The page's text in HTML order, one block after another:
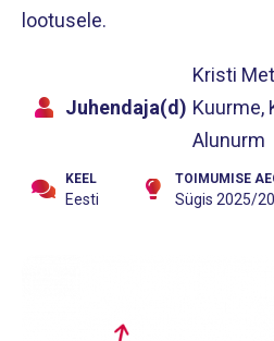
lootusele.
Juhendaja(d)
Kristi
Kuurme,
Alunurm
KEEL
Eesti
TOIMUMISE
Sügis 2025/